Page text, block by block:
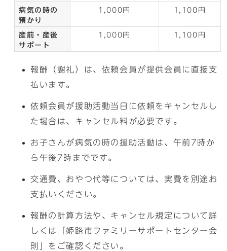
病気の時の
預かり
1,000円 1,100円
産前・産後
サポート
1,000円 1,100円
報酬（謝礼）は、依頼会員が提供会員に直接支
払います。
依頼会員が援助活動当日に依頼をキャンセルし
た場合は、キャンセル料が必要です。
お子さんが病気の時の援助活動は、午前7時か
ら午後7時までです。
交通費、おやつ代等については、実費を別途お
支払いください。
報酬の計算方法や、キャンセル規定について詳
しくは「姫路市ファミリーサポートセンター会
則」をご確認ください。